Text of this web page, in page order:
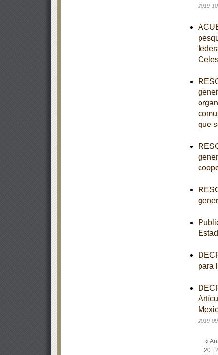
2019-
que
para
2019-
«
20|